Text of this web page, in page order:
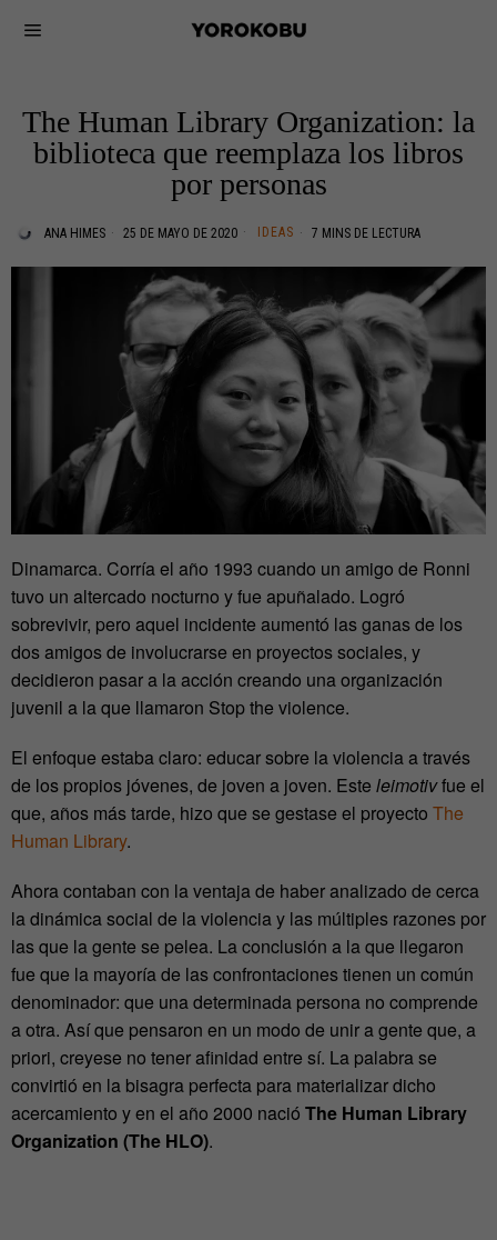
The Human Library Organization: la
biblioteca que reemplaza los libros
por personas
ANA HIMES 25 DE MAYO DE 2020 IDEAS 7 MINS DE LECTURA
Dinamarca. Corría el año 1993 cuando un amigo de Ronni
tuvo un altercado nocturno y fue apuñalado. Logró
sobrevivir, pero aquel incidente aumentó las ganas de los
dos amigos de involucrarse en proyectos sociales, y
decidieron pasar a la acción creando una organización
juvenil a la que llamaron Stop the violence.
El enfoque estaba claro: educar sobre la violencia a través
de los propios jóvenes, de joven a joven. Este leimotivfue el
que, años más tarde, hizo que se gestase el proyecto The
Human Library.
Ahora contaban con la ventaja de haber analizado de cerca
la dinámica social de la violencia y las múltiples razones por
las que la gente se pelea. La conclusión a la que llegaron
fue que la mayoría de las confrontaciones tienen un común
denominador: que una determinada persona no comprende
a otra. Así que pensaron en un modo de unir a gente que, a
priori, creyese no tener afinidad entre sí. La palabra se
convirtió en la bisagra perfecta para materializar dicho
acercamiento y en el año 2000 nació The Human Library
Organization (The HLO).